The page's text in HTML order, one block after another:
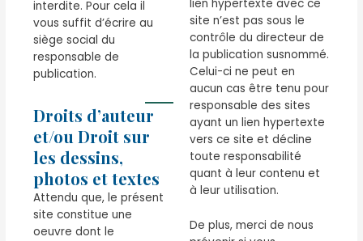
interdite. Pour cela il
vous suffit d’écrire au
siège social du
responsable de
publication.
Droits d’auteur
et/ou Droit sur
les dessins,
photos et textes
Attendu que, le présent
site constitue une
oeuvre dont le
lien hypertexte avec ce
site n’est pas sous le
contrôle du directeur de
la publication susnommé.
Celui-ci ne peut en
aucun cas être tenu pour
responsable des sites
ayant un lien hypertexte
vers ce site et décline
toute responsabilité
quant à leur contenu et
à leur utilisation.
De plus, merci de nous